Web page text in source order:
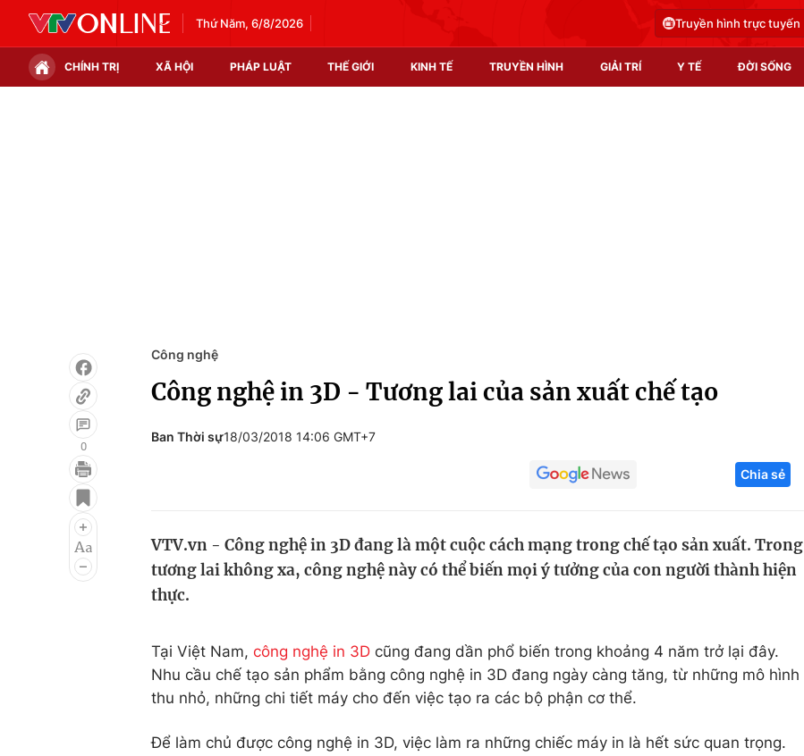
Thứ Năm, 6/8/2026 Truyền hình trực tuyến
CHÍNH TRỊ XÃ HỘI PHÁP LUẬT THẾ GIỚI KINH TẾ TRUYỀN HÌNH GIẢI TRÍ Y TẾ ĐỜI SỐNG
Infographic
Điện ảnh
Âm nhạc
Làm đẹp
Học trực tuyến
Công nghệ
Sản phẩm
0
Công nghệ
Công nghệ in 3D - Tương lai của sản xuất chế tạo
Ban Thời sự18/03/2018 14:06 GMT+7
Chia sẻ
VTV.vn - Công nghệ in 3D đang là một cuộc cách mạng trong chế tạo sản xuất. Trong
tương lai không xa, công nghệ này có thể biến mọi ý tưởng của con người thành hiện
thực.
Tại Việt Nam, công nghệ in 3D cũng đang dần phổ biến trong khoảng 4 năm trở lại đây.
Nhu cầu chế tạo sản phẩm bằng công nghệ in 3D đang ngày càng tăng, từ những mô hình
thu nhỏ, những chi tiết máy cho đến việc tạo ra các bộ phận cơ thể.
Để làm chủ được công nghệ in 3D, việc làm ra những chiếc máy in là hết sức quan trọng.